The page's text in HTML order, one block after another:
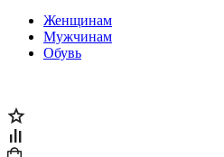
Женщинам
Мужчинам
Обувь